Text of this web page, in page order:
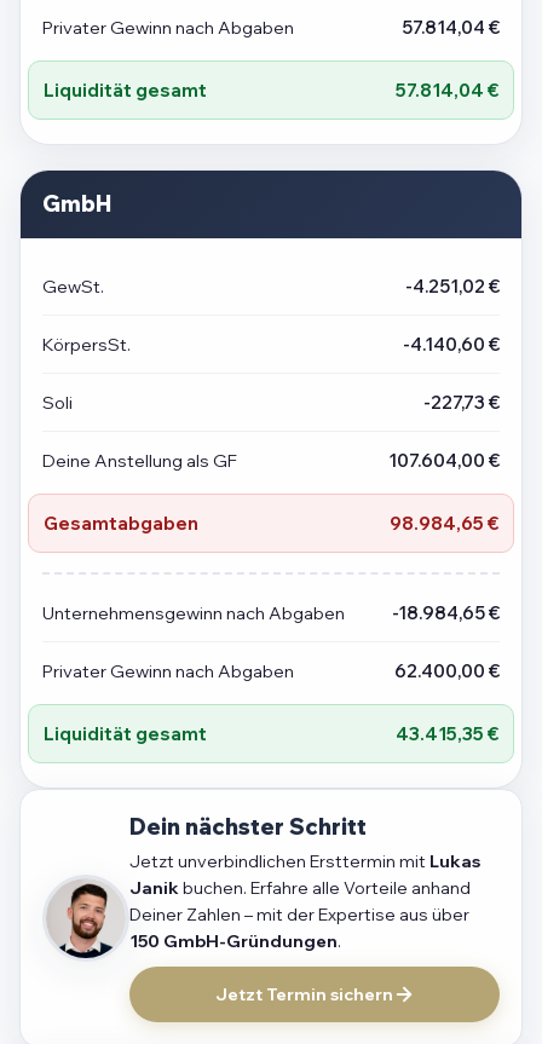
Privater Gewinn nach Abgaben 57.814,04 €
Liquidität gesamt 57.814,04 €
GmbH
GewSt. -4.251,02 €
KörpersSt. -4.140,60 €
Soli -227,73 €
Deine Anstellung als GF 107.604,00 €
Gesamtabgaben 98.984,65 €
Unternehmensgewinn nach Abgaben -18.984,65 €
Privater Gewinn nach Abgaben 62.400,00 €
Liquidität gesamt 43.415,35 €
Dein nächster Schritt
Jetzt unverbindlichen Ersttermin mit Lukas
Janikbuchen. Erfahre alle Vorteile anhand
Deiner Zahlen – mit der Expertise aus über
150 GmbH-Gründungen.
Jetzt Termin sichern